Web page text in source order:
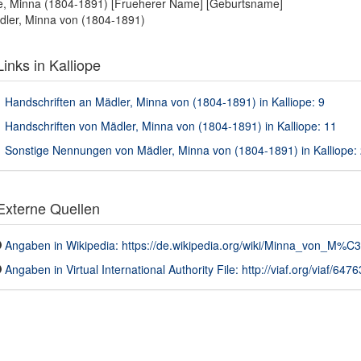
Minna (1804-1891) [Frueherer Name] [Geburtsname]
Minna von (1804-1891)
in Kalliope
Handschriften an Mädler, Minna von (1804-1891) in Kalliope: 9
Handschriften von Mädler, Minna von (1804-1891) in Kalliope: 11
Sonstige Nennungen von Mädler, Minna von (1804-1891) in Kalliope:
Quellen
Angaben in Wikipedia: https://de.wikipedia.org/wiki/
Angaben in Virtual International Authority File: http://viaf.org/viaf/